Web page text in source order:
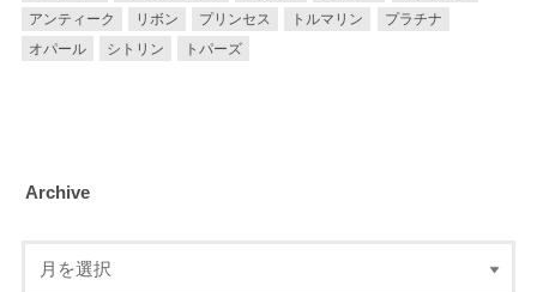
アンティーク
リボン プリンセス トルマリン
プラチナ
オパール
シトリン トパーズ
Archive